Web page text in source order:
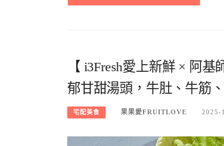
【 i3Fresh愛上新鮮 × 阿
郁甘甜湯頭，牛肚、牛筋
宅配美食 果果愛FRUITLOVE 2025-